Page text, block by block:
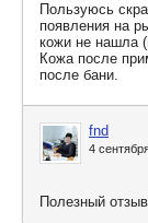
Пользуюсь
появления на
кожи не нашла
Кожа после
после бани.
fnd
4
Полезный